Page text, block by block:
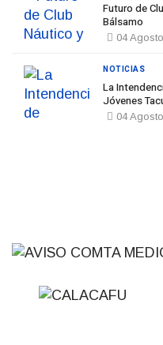
Futuro de
Bálsamo
04
La
Jóvenes
04
NOTICIAS